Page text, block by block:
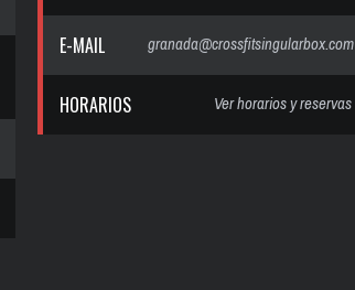
E-MAIL granada@crossfitsingularbox.com
HORARIOS Ver horarios y reservas